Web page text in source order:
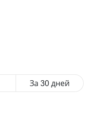
За 30 дней